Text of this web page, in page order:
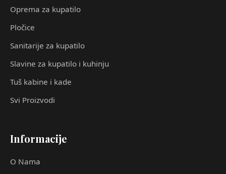
Oprema za kupatilo
Pločice
Sanitarije za kupatilo
Slavine za kupatilo i kuhinju
Tuš kabine i kade
Svi Proizvodi
Informacije
O Nama